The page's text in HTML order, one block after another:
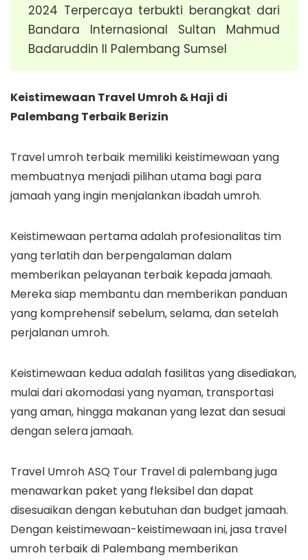
2024 Terpercaya terbukti berangkat dari
Bandara Internasional Sultan Mahmud
Badaruddin II Palembang Sumsel
Keistimewaan Travel Umroh & Haji di
Palembang Terbaik Berizin
Travel umroh terbaik memiliki keistimewaan yang
membuatnya menjadi pilihan utama bagi para
jamaah yang ingin menjalankan ibadah umroh.
Keistimewaan pertama adalah profesionalitas tim
yang terlatih dan berpengalaman dalam
memberikan pelayanan terbaik kepada jamaah.
Mereka siap membantu dan memberikan panduan
yang komprehensif sebelum, selama, dan setelah
perjalanan umroh.
Keistimewaan kedua adalah fasilitas yang disediakan,
mulai dari akomodasi yang nyaman, transportasi
yang aman, hingga makanan yang lezat dan sesuai
dengan selera jamaah.
Travel Umroh ASQ Tour Travel di palembang juga
menawarkan paket yang fleksibel dan dapat
disesuaikan dengan kebutuhan dan budget jamaah.
Dengan keistimewaan-keistimewaan ini, jasa travel
umroh terbaik di Palembang memberikan